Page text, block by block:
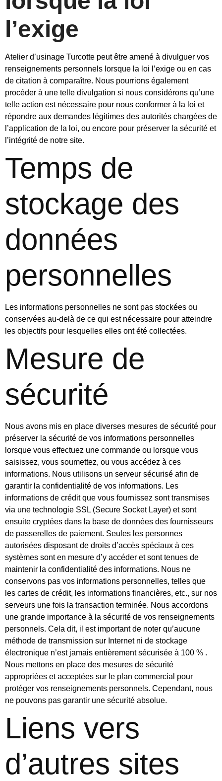
l’exige
Atelier d’usinage Turcotte peut être amené à divulguer vos
renseignements personnels lorsque la loi l’exige ou en cas
de citation à comparaître. Nous pourrions également
procéder à une telle divulgation si nous considérons qu’une
telle action est nécessaire pour nous conformer à la loi et
répondre aux demandes légitimes des autorités chargées de
l’application de la loi, ou encore pour préserver la sécurité et
l’intégrité de notre site.
Temps de
stockage des
données
personnelles
Les informations personnelles ne sont pas stockées ou
conservées au-delà de ce qui est nécessaire pour atteindre
les objectifs pour lesquelles elles ont été collectées.
Mesure de
sécurité
Nous avons mis en place diverses mesures de sécurité pour
préserver la sécurité de vos informations personnelles
lorsque vous effectuez une commande ou lorsque vous
saisissez, vous soumettez, ou vous accédez à ces
informations. Nous utilisons un serveur sécurisé afin de
garantir la confidentialité de vos informations. Les
informations de crédit que vous fournissez sont transmises
via une technologie SSL (Secure Socket Layer) et sont
ensuite cryptées dans la base de données des fournisseurs
de passerelles de paiement. Seules les personnes
autorisées disposant de droits d’accès spéciaux à ces
systèmes sont en mesure d’y accéder et sont tenues de
maintenir la confidentialité des informations. Nous ne
conservons pas vos informations personnelles, telles que
les cartes de crédit, les informations financières, etc., sur nos
serveurs une fois la transaction terminée. Nous accordons
une grande importance à la sécurité de vos renseignements
personnels. Cela dit, il est important de noter qu’aucune
méthode de transmission sur Internet ni de stockage
électronique n’est jamais entièrement sécurisée à 100 % .
Nous mettons en place des mesures de sécurité
appropriées et acceptées sur le plan commercial pour
protéger vos renseignements personnels. Cependant, nous
ne pouvons pas garantir une sécurité absolue.
Liens vers
d’autres sites